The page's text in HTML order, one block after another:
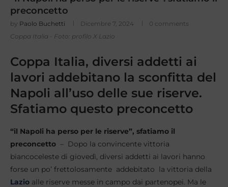
preconcetto
by Paolo Buchetti Dicembre 7, 2024
0 comments
Coppa Italia - Foto: profilo X Lazio
Coppa Italia, diversi addetti ai
lavori addebitano la sconfitta del
Napoli all’uso delle sue riserve.
Sfatiamo questo preconcetto
“il Napoli ha perso per le riserve”, sfatiamo il
preconcetto – Dopo la convincente vittoria
biancoceleste di giovedì, diversi addetti ai lavori hanno
forse un po’ frettolosamente addebitato la vittoria della
Lazio alle riserve messe in campo dai partenopei. Ma le